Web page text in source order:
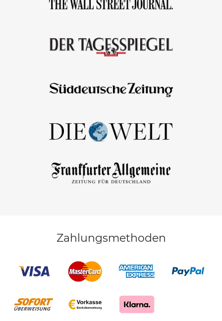
Zahlungsmethoden